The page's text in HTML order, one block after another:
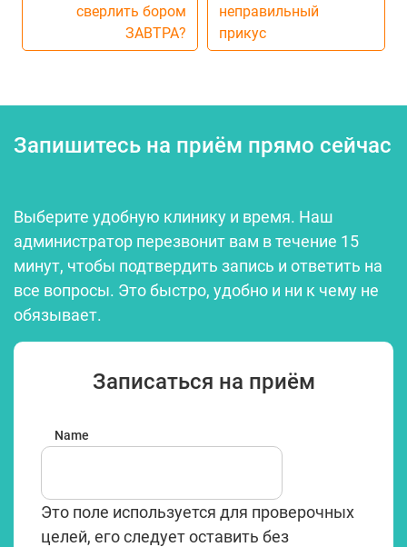
сверлить бором
ЗАВТРА?
неправильный
прикус
Запишитесь на приём прямо сейчас
Выберите удобную клинику и время. Наш
администратор перезвонит вам в течение 15
минут, чтобы подтвердить запись и ответить на
все вопросы. Это быстро, удобно и ни к чему не
обязывает.
Записаться на приём
Name
Это поле используется для проверочных
целей, его следует оставить без